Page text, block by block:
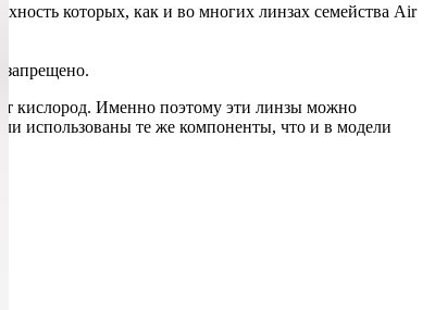
которых, как и во многих линзах семейства Air
кислород. Именно поэтому эти линзы можно
использованы те же компоненты, что и в модели